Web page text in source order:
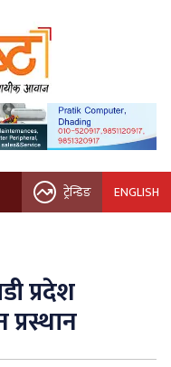
ट्रेन्डिङ ENGLISH
प्रदेश